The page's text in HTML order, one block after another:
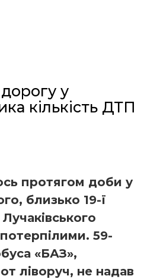
у
кількість ДТП
протягом доби у
близько 19-ї
59-
«БАЗ»,
ліворуч, не надав